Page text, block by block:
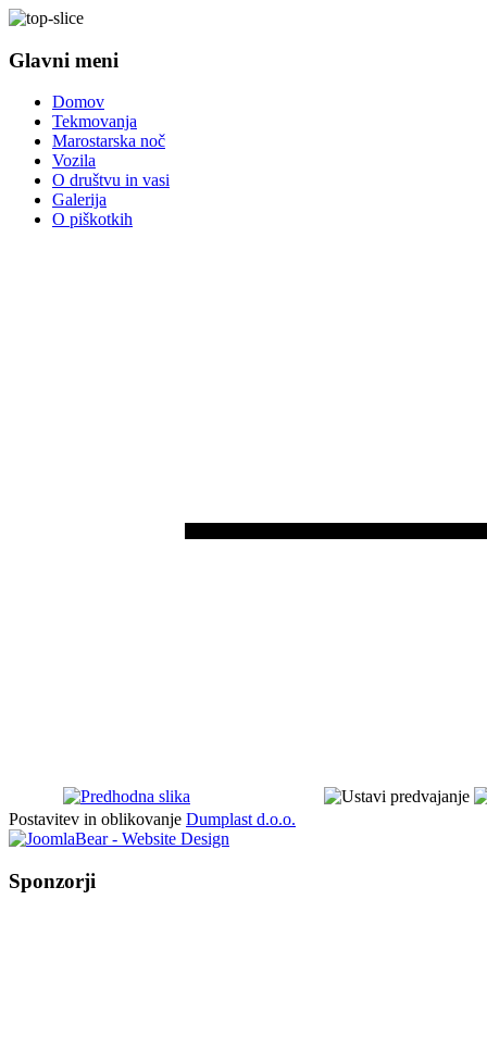
Glavni meni
Domov
Tekmovanja
Marostarska noč
Vozila
O društvu in vasi
Galerija
O piškotkih
Postavitev in oblikovanje Dumplast d.o.o.
Sponzorji